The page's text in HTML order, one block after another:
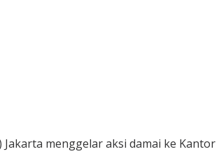
menggelar aksi damai ke